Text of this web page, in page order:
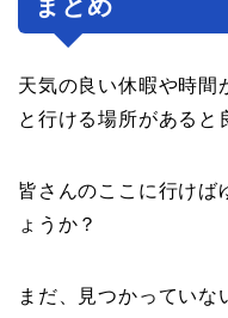
まとめ
天気の良い休暇や時間
と行ける場所があると
皆さんのここに行けば
ょうか？
まだ、見つかっていな